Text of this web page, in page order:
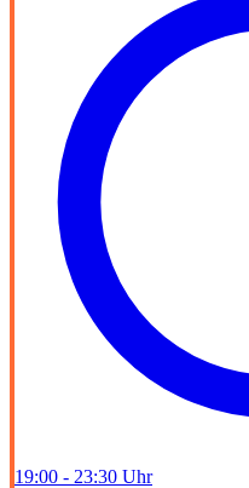
19:00 - 23:30 Uhr